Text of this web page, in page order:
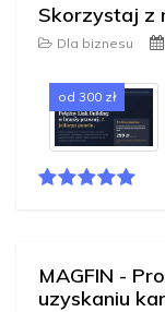
Skorzystaj z
Dla biznesu
od 300 zł
MAGFIN -
uzyskaniu